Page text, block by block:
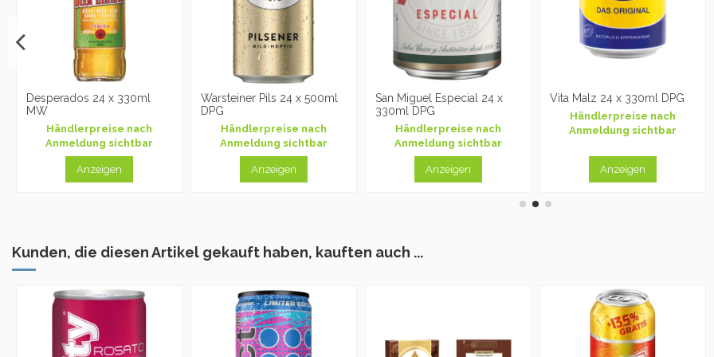
Desperados 24 x 330ml
MW
Händlerpreise nach
Anmeldung sichtbar
Anzeigen
Warsteiner Pils 24 x 500ml
DPG
Händlerpreise nach
Anmeldung sichtbar
Anzeigen
San Miguel Especial 24 x
330ml DPG
Händlerpreise nach
Anmeldung sichtbar
Anzeigen
Vita Malz 24 x 330ml DPG
Händlerpreise nach
Anmeldung sichtbar
Anzeigen
Kunden, die diesen Artikel gekauft haben, kauften auch ...